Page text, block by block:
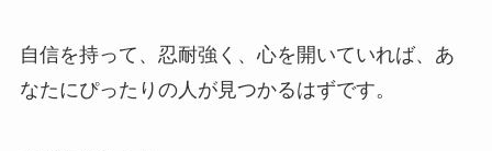
自信を持って、忍耐強く、心を開いていれば、あ
なたにぴったりの人が見つかるはずです。